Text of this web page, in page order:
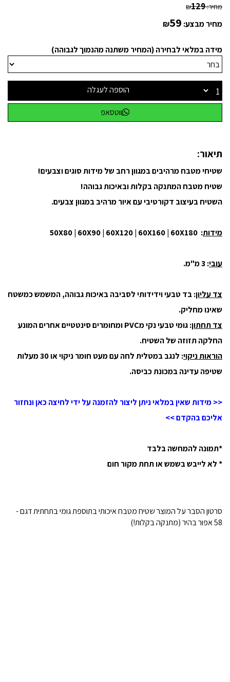
מחיר: ₪129
מחיר מבצע: ₪59
מידה במלאי לבחירה (המחיר משתנה מהנמוך לגבוהה)
הוספה לעגלה
ווטסאפ
תיאור:
שטיחי מטבח מרהיבים במגוון רחב של מידות סוגים וצבעים!
שטיח מטבח המתנקה בקלות ובאיכות גבוהה!
השטיח בעיצוב דקורטיבי עם איור מרהיב במגוון צבעים.
מידות: 50X80 | 60X90 | 60X120 | 60X160 | 60X180
עובי: 3 מ"מ.
צד עליון: בד טבעי וידידותי לסביבה באיכות גבוהה, המשמש כמשטח
שאינו מחליק.
צד תחתון
: גומי טבעי נקי מPVC ומחומרים סינטטיים אחרים המונע
החלקה תזוזה של השטיח.
הוראות ניקוי
: לנגב במטלית לחה עם מעט חומר ניקוי או 30 מעלות
שטיפה עדינה במכונת כביסה.
<< מידות שאין במלאי ניתן ליצור להזמנה על ידי לחיצה כאן ונחזור
אליכם בהקדם >>
*תמונה להמחשה בלבד
* לא לייבש בשמש או תחת מקור חום
סרטון הסבר על המוצר שטיח מטבח איכותי בתוספת גומי בתחתית דגם -
58 אפור בהיר (מתנקה בקלות!)